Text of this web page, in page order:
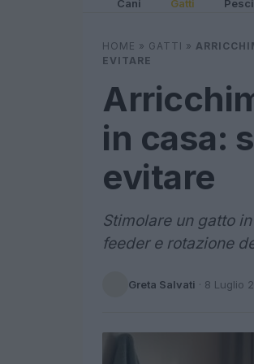
Cani Gatti Pesci
HOME » GATTI »
EVITARE
in casa:
evitare
Stimolare un gatto
feeder e rotazione
Greta Salvati · 8 Luglio